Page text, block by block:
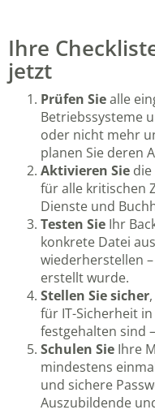
Ihre
jetzt
Prüfen Siealle
Betriebssysteme
oder nicht mehr
planen Sie deren
Aktivieren Sie
für alle kritischen
Dienste und
Testen Sie Ihr
konkrete Datei
wiederherstellen
erstellt wurde.
Stellen Sie sicher
für IT-Sicherheit
festgehalten sind
Schulen Sie Ihre
mindestens
und sichere
Auszubildende